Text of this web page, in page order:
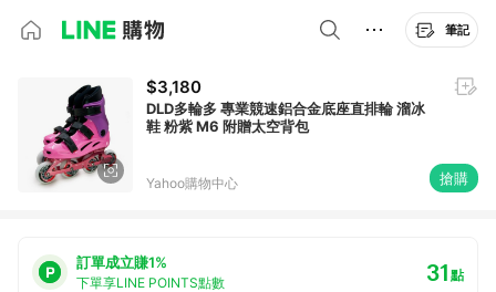
筆記
$3,180
DLD多輪多 專業競速鋁合金底座直排輪 溜冰
鞋 粉紫 M6 附贈太空背包
Yahoo購物中心 搶購
訂單成立賺1%
下單享LINE POINTS點數 31點